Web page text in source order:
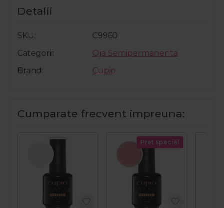
Detalii
SKU
C9960
Categorii
Oja Semipermanenta
Brand
Cupio
Cumparate frecvent impreuna:
Pret special